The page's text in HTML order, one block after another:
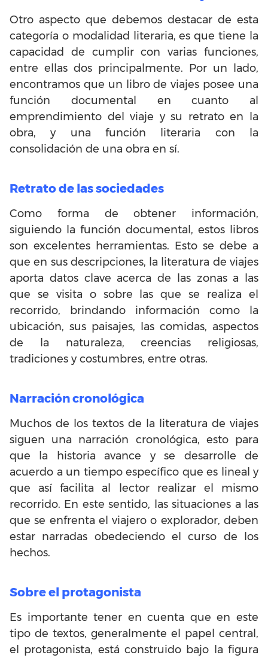
Otro aspecto que debemos destacar de esta
categoría o modalidad literaria, es que tiene la
capacidad de cumplir con varias funciones,
entre ellas dos principalmente. Por un lado,
encontramos que un libro de viajes posee una
función documental en cuanto al
emprendimiento del viaje y su retrato en la
obra, y una función literaria con la
consolidación de una obra en sí.
Retrato de las sociedades
Como forma de obtener información,
siguiendo la función documental, estos libros
son excelentes herramientas. Esto se debe a
que en sus descripciones, la literatura de viajes
aporta datos clave acerca de las zonas a las
que se visita o sobre las que se realiza el
recorrido, brindando información como la
ubicación, sus paisajes, las comidas, aspectos
de la naturaleza, creencias religiosas,
tradiciones y costumbres, entre otras.
Narración cronológica
Muchos de los textos de la literatura de viajes
siguen una narración cronológica, esto para
que la historia avance y se desarrolle de
acuerdo a un tiempo específico que es lineal y
que así facilita al lector realizar el mismo
recorrido. En este sentido, las situaciones a las
que se enfrenta el viajero o explorador, deben
estar narradas obedeciendo el curso de los
hechos.
Sobre el protagonista
Es importante tener en cuenta que en este
tipo de textos, generalmente el papel central,
el protagonista, está construido bajo la figura